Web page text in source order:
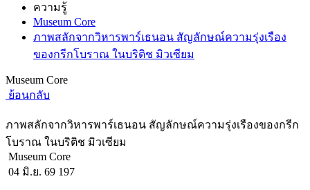
ความรู้
Museum Core
ภาพสลักจากวิหารพาร์เธนอน สัญลักษณ์ความรุ่งเรือง
ของกรีกโบราณ ในบริติช มิวเซียม
Museum Core
ย้อนกลับ
ภาพสลักจากวิหารพาร์เธนอน สัญลักษณ์ความรุ่งเรืองของกรีก
โบราณ ในบริติช มิวเซียม
Museum Core
04 มิ.ย. 69 197